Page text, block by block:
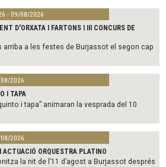
- 09/08/2026
D'ORXATA I FARTONS I III CONCURS DE
arriba a les festes de Burjassot el segon cap
2026
I TAPA
i tapa” animaran la vesprada del 10
2026
ACTUACIÓ ORQUESTRA PLATINO
la nit de l’11 d’agost a Burjassot després